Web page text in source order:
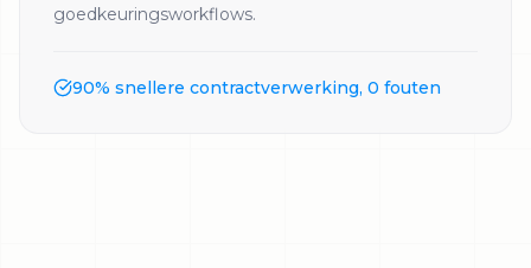
goedkeuringsworkflows.
90% snellere contractverwerking, 0 fouten